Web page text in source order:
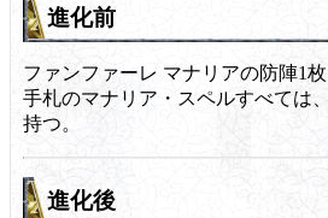
進化前
ファンファーレ マナリアの防陣1
手札のマナリア・スペルすべては
持つ。
進化後